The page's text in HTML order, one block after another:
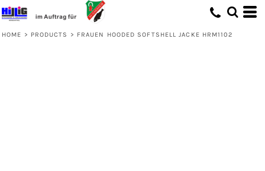
HOME > PRODUCTS > FRAUEN HOODED SOFTSHELL JACKE HRM1102